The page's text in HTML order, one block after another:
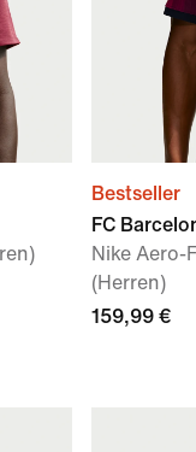
Bestseller
FC
Nike
(Herren)
159,99 €